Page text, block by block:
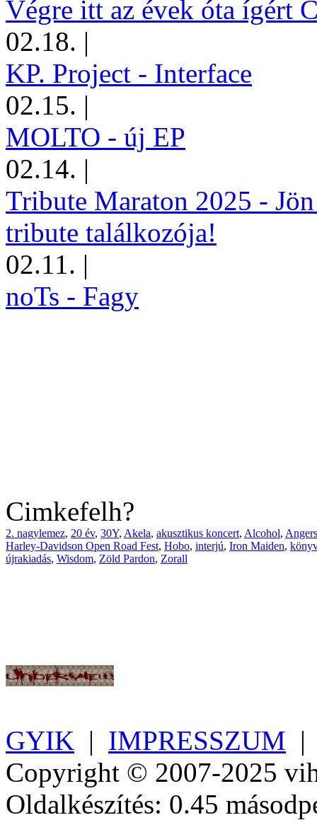
Végre itt az évek óta ígért
02.18. |
KP. Project - Interface
02.15. |
MOLTO - új EP
02.14. |
Tribute Maraton 2025 -
tribute találkozója!
02.11. |
noTs - Fagy
Cimkefelh?
2. nagylemez, 20 év, 30Y, Akela, akusztikus koncert, Alcohol,
Harley-Davidson Open Road Fest, Hobo, interjú, Iron Maiden, könyv
újrakiadás, Wisdom, Zöld Pardon, Zorall
GYIK | IMPRESSZUM
Copyright © 2007-2025
Oldalkészítés: 0.45